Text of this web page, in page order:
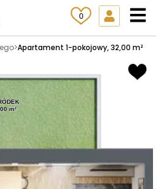
0
>Apartament 1-pokojowy, 32,00 m²
m²